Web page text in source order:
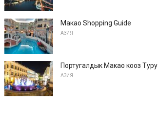
Макао Shopping Guide
АЗИЯ
Португалдык Макао кооз Туру
АЗИЯ